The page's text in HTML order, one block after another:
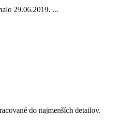
29.06.2019. ...
do najmenších detailov.